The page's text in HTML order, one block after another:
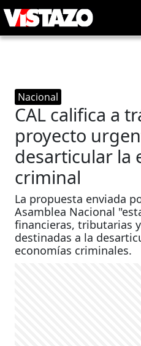
Nacional
CAL califica a
proyecto
desarticular la
criminal
La propuesta enviada
Asamblea Nacional
financieras, tributarias
destinadas a la
economías criminales.